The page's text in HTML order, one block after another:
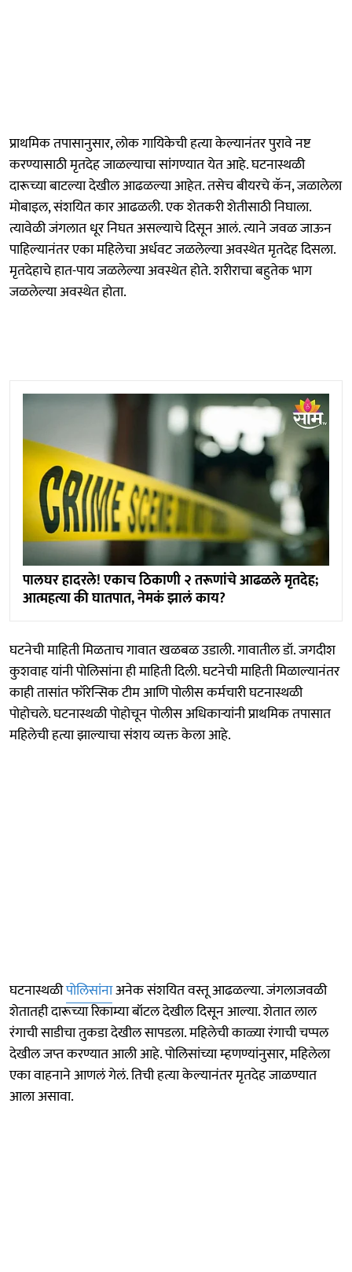
प्राथमिक तपासानुसार, लोक गायिकेची हत्या केल्यानंतर पुरावे नष्ट
करण्यासाठी मृतदेह जाळल्याचा सांगण्यात येत आहे. घटनास्थळी
दारूच्या बाटल्या देखील आढळल्या आहेत. तसेच बीयरचे कॅन, जळालेला
मोबाइल, संशयित कार आढळली. एक शेतकरी शेतीसाठी निघाला.
त्यावेळी जंगलात धूर निघत असल्याचे दिसून आलं. त्याने जवळ जाऊन
पाहिल्यानंतर एका महिलेचा अर्धवट जळलेल्या अवस्थेत मृतदेह दिसला.
मृतदेहाचे हात-पाय जळलेल्या अवस्थेत होते. शरीराचा बहुतेक भाग
जळलेल्या अवस्थेत होता.
पालघर हादरले! एकाच ठिकाणी २ तरूणांचे आढळले मृतदेह;
आत्महत्या की घातपात, नेमकं झालं काय?
घटनेची माहिती मिळताच गावात खळबळ उडाली. गावातील डॉ. जगदीश
कुशवाह यांनी पोलिसांना ही माहिती दिली. घटनेची माहिती मिळाल्यानंतर
काही तासांत फॉरेन्सिक टीम आणि पोलीस कर्मचारी घटनास्थळी
पोहोचले. घटनास्थळी पोहोचून पोलीस अधिकाऱ्यांनी प्राथमिक तपासात
महिलेची हत्या झाल्याचा संशय व्यक्त केला आहे.
घटनास्थळीपोलिसांनाअनेक संशयित वस्तू आढळल्या. जंगलाजवळी
शेतातही दारूच्या रिकाम्या बॉटल देखील दिसून आल्या. शेतात लाल
रंगाची साडीचा तुकडा देखील सापडला. महिलेची काळ्या रंगाची चप्पल
देखील जप्त करण्यात आली आहे. पोलिसांच्या म्हणण्यांनुसार, महिलेला
एका वाहनाने आणलं गेलं. तिची हत्या केल्यानंतर मृतदेह जाळण्यात
आला असावा.